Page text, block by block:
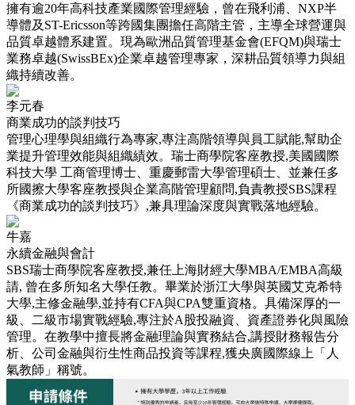
擁有逾20年高科技產業國際管理經驗，曾在飛利浦、NXP半
導體及ST-Ericsson等跨國集團擔任高階主管，主導全球營運與
品質卓越體系建置。現為歐洲品質管理基金會(EFQM)與瑞士
業務卓越(SwissBEx)企業卓越管理專家，深耕品質領導力與組
織持續改善。
李元春
商業成功的談判技巧
管理心理學與組織行為專家,專注高階領導與員工賦能,幫助企
業提升管理效能與組織績效。瑞士商學院客座教授,美國國際
科技大學 工商管理博士、重慶郵雷大學管理碩士、並兼任多
所國擦大學客座教授與企業高階管理顧問,負責教授SBS課程
《商業成功的談判技巧》,兼具理論深度與實戰落地經驗。
牛嘉
永續金融與會計
SBS瑞士商學院客座教授,兼任上海財經大學MBA/EMBA高級
請, 曾在多所知名大學任教。畢業於浙江大學與英國艾克希特
大學,主修金融學,並持有CFA與CPA雙重資格。具備深厚的一
級、二級市場實戰經驗,專注於A股投融資、資產證券化與風險
管理。在教學中擅長將金融理論與實務結合,講授財務報告分
析、公司金融與衍生性商品投資等課程,獲央廣國際線上「人
氣教師」稱號。